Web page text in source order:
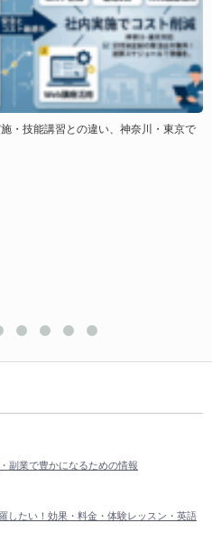
教育Web講座ランキング！選び方・料金
副業で豊かになるための情報
したい！効果・料金・体験レッスン・英語